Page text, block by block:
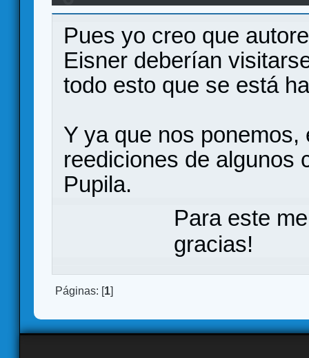
Pues yo creo que
Eisner deberían
todo esto que se está
Y ya que nos
reediciones de algunos
Pupila.
Para este
gracias!
Páginas: [1]